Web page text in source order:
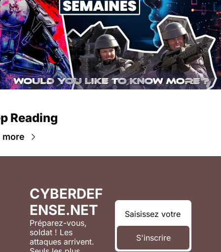
Reading
CYBERDEF
ENSE.NET
Préparez-vous,
soldat ! Les
attaques arrivent.
S'inscrire